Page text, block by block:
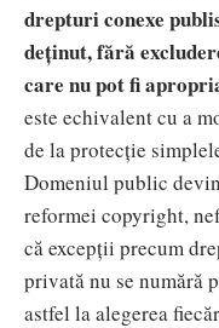
drepturi conexe
deținut, fără
care nu pot fi
este echivalent cu a
de la protecție
Domeniul public
reformei copyright,
că excepții precum
privată nu se numără
astfel la alegerea